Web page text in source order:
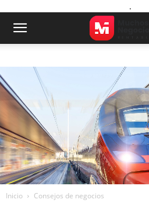
.
Inicio Consejos de negocios